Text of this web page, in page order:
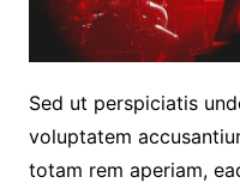
Sed ut perspiciatis
voluptatem
totam rem aperiam,